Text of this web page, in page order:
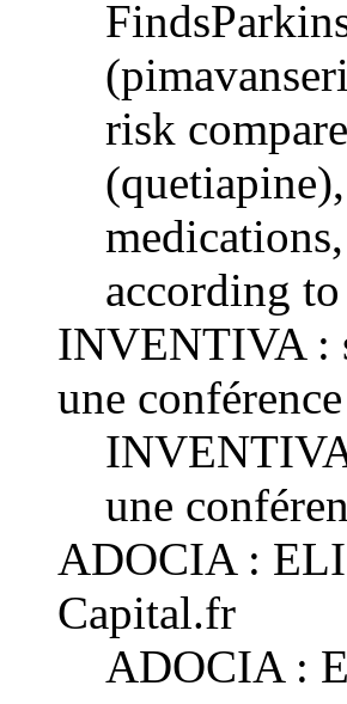
risk
according to
INVENTIVA :
une
une
ADOCIA :
Capital.fr
ADOCIA :